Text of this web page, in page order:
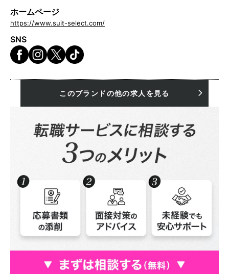
ホームページ
https://www.suit-select.com/
SNS
このブランドの他の求人を見る